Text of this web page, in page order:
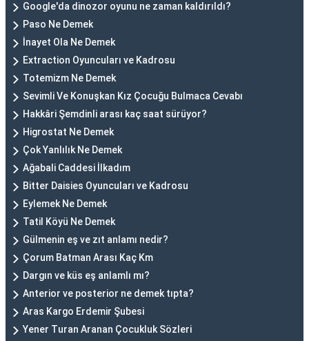
Google'da dinozor oyunu ne zaman kaldırıldı?
Paso Ne Demek
İnayet Ola Ne Demek
Extraction Oyuncuları ve Kadrosu
Totemizm Ne Demek
Sevimli Ve Konuşkan Kız Çocuğu Bulmaca Cevabı
Hakkâri Şemdinli arası kaç saat sürüyor?
Higrostat Ne Demek
Çok Yanlılık Ne Demek
Ağabali Caddesi İlkadım
Bitter Daisies Oyuncuları ve Kadrosu
Eylemek Ne Demek
Tatil Köyü Ne Demek
Gülmenin eş ve zıt anlamı nedir?
Çorum Batman Arası Kaç Km
Dargın ve küs eş anlamlı mı?
Anterior ve posterior ne demek tıpta?
Aras Kargo Erdemir Şubesi
Yener Turan Aranan Çocukluk Sözleri